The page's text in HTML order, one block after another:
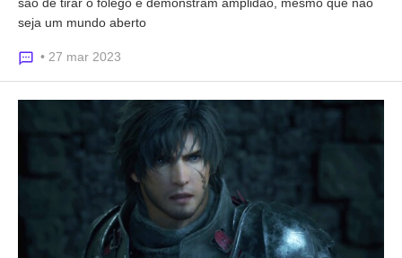
seja um mundo aberto
• 27 mar 2023